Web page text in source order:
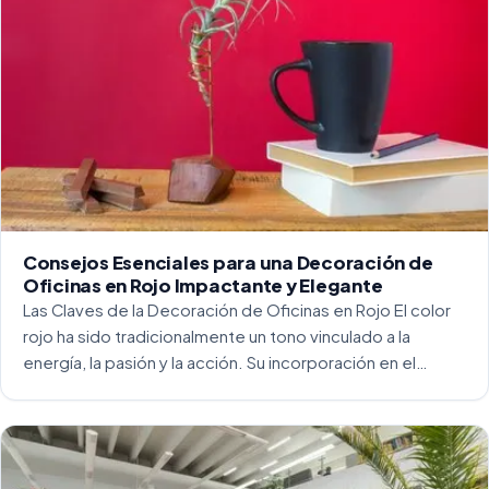
Consejos Esenciales para una Decoración de
Oficinas en Rojo Impactante y Elegante
Las Claves de la Decoración de Oficinas en Rojo El color
rojo ha sido tradicionalmente un tono vinculado a la
energía, la pasión y la acción. Su incorporación en el